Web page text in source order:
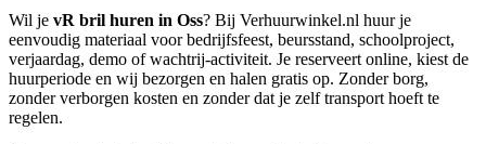
Wil je vR bril huren in Oss? Bij Verhuurwinkel.nl huur je
eenvoudig materiaal voor bedrijfsfeest, beursstand, schoolproject,
verjaardag, demo of wachtrij-activiteit. Je reserveert online, kiest de
huurperiode en wij bezorgen en halen gratis op. Zonder borg,
zonder verborgen kosten en zonder dat je zelf transport hoeft te
regelen.